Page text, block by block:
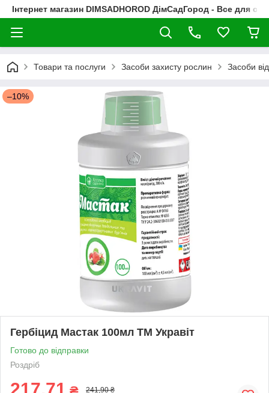
Інтернет магазин DIMSADHOROD ДімСадГород - Все для
Товари та послуги Засоби захисту рослин Засоби
–10%
Гербіцид Мастак 100мл ТМ Укравіт
Готово до відправки
Роздріб
217,71 241,90 ₴